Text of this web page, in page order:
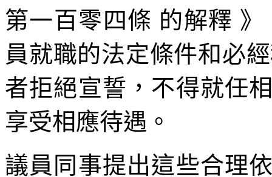
第一百零四條 的解釋
員就職的法定條件和必
者拒絕宣誓，不得就任
享受相應待遇。
議員同事提出這些合理